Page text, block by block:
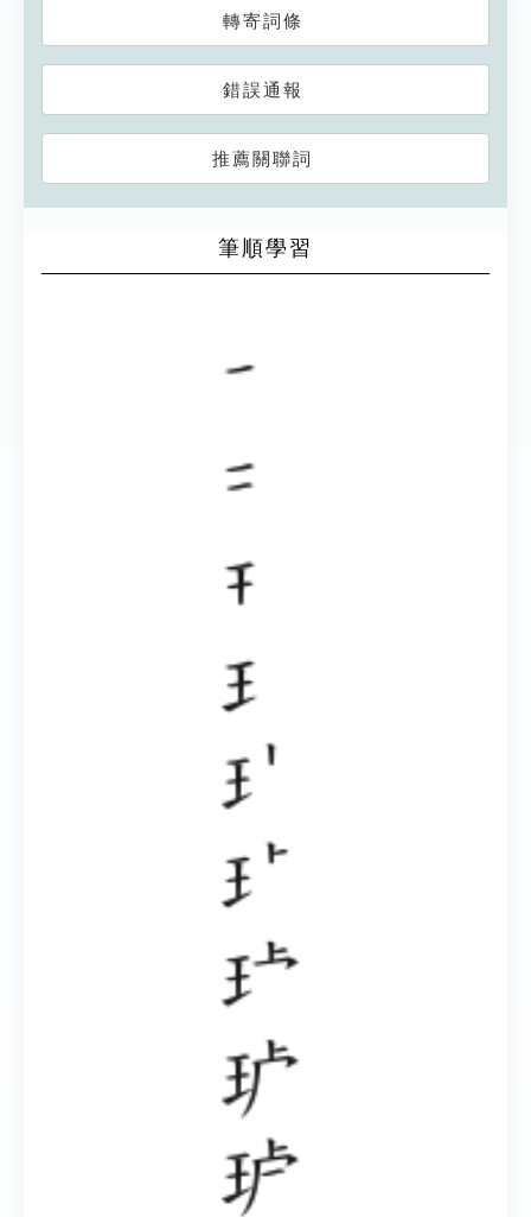
轉寄詞條
錯誤通報
推薦關聯詞
筆順學習